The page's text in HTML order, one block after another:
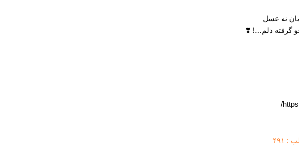
نه عسل
گرفته دلم…! ❣️
: ۴۹۱